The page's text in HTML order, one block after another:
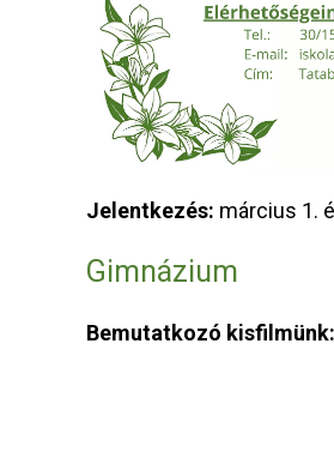
Jelentkezés: március 1.
Gimnázium
Bemutatkozó kisfilmünk: